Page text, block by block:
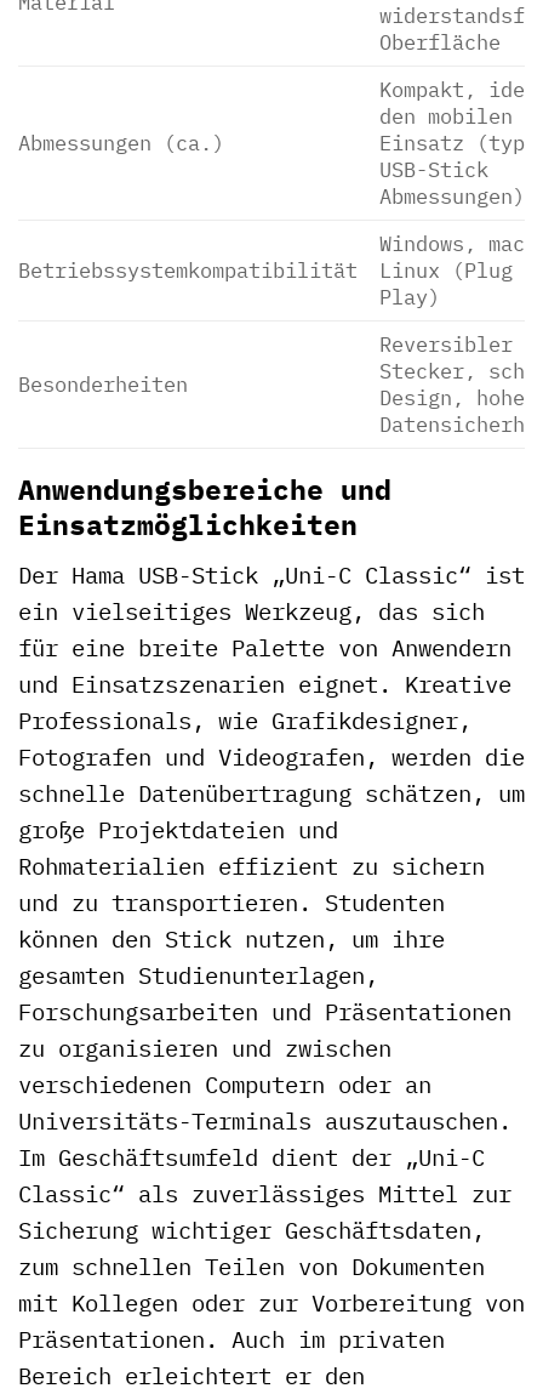
Oberfläche
Abmessungen (ca.)
Kompakt,
den mobilen
Einsatz
USB-Stick
Abmessungen)
Betriebssystemkompatibilität
Windows,
Linux (Plug &
Play)
Besonderheiten
Reversibler
Stecker,
Design, hohe
Anwendungsbereiche und
Einsatzmöglichkeiten
Der Hama USB-Stick „Uni-C Classic“ ist
ein vielseitiges Werkzeug, das sich
für eine breite Palette von Anwendern
und Einsatzszenarien eignet. Kreative
Professionals, wie Grafikdesigner,
Fotografen und Videografen, werden die
schnelle Datenübertragung schätzen, um
große Projektdateien und
Rohmaterialien effizient zu sichern
und zu transportieren. Studenten
können den Stick nutzen, um ihre
gesamten Studienunterlagen,
Forschungsarbeiten und Präsentationen
zu organisieren und zwischen
verschiedenen Computern oder an
Universitäts-Terminals auszutauschen.
Im Geschäftsumfeld dient der „Uni-C
Classic“ als zuverlässiges Mittel zur
Sicherung wichtiger Geschäftsdaten,
zum schnellen Teilen von Dokumenten
mit Kollegen oder zur Vorbereitung von
Präsentationen. Auch im privaten
Bereich erleichtert er den